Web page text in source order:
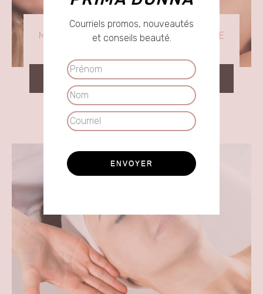
MASSAGE RELAXANT / THÉRAPEUTIQUE
CONSULTER
Courriels promos, nouveautés
et conseils beauté.
Prénom
Nom
Courriel